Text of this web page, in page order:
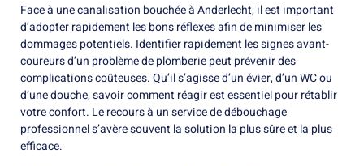
Face à une canalisation bouchée à Anderlecht, il est important
d’adopter rapidement les bons réflexes afin de minimiser les
dommages potentiels. Identifier rapidement les signes avant-
coureurs d’un problème de plomberie peut prévenir des
complications coûteuses. Qu’il s’agisse d’un évier, d’un WC ou
d’une douche, savoir comment réagir est essentiel pour rétablir
votre confort. Le recours à un service de débouchage
professionnel s’avère souvent la solution la plus sûre et la plus
efficace.